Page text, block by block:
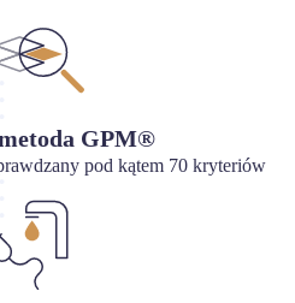
GPM®
pod kątem 70 kryteriów